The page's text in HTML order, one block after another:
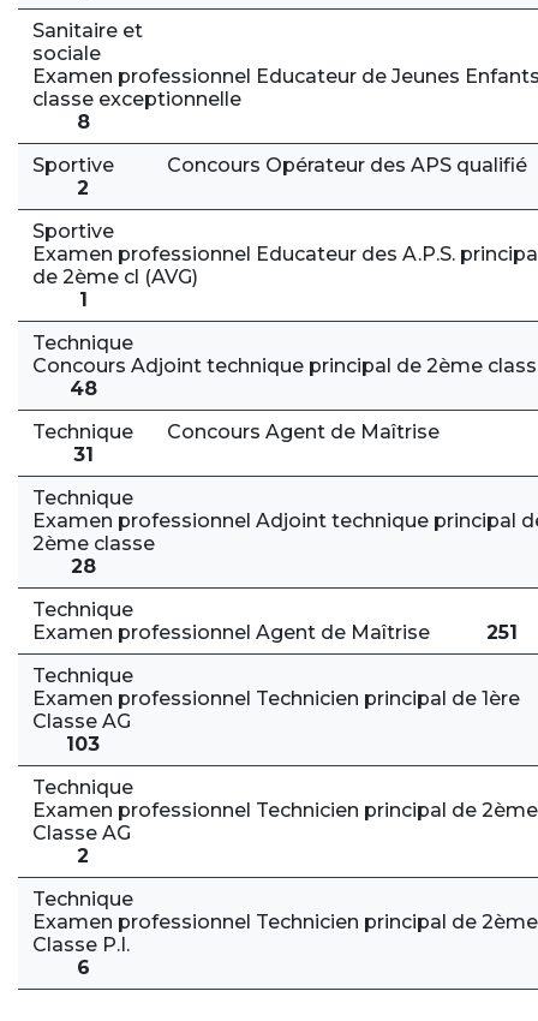
Sanitaire et
sociale
Examen professionnel Educateur de Jeunes
classe exceptionnelle
8
Sportive
Concours Opérateur des APS qualifié
2
Sportive
Examen professionnel Educateur des A.P.S.
de 2ème cl (AVG)
1
Technique
Concours Adjoint technique principal de 2ème
48
Technique
Concours Agent de Maîtrise
31
Technique
Examen professionnel Adjoint technique principal
2ème classe
28
Technique
Examen professionnel Agent de Maîtrise
251
Technique
Examen professionnel Technicien principal de 1ère
Classe AG
103
Technique
Examen professionnel Technicien principal de 2ème
Classe AG
2
Technique
Examen professionnel Technicien principal de 2ème
Classe P.I.
6